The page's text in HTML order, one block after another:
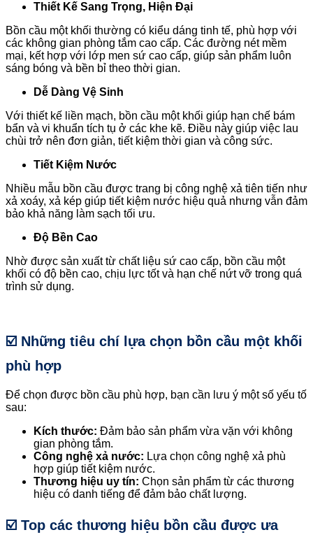
Thiết Kế Sang Trọng, Hiện Đại
Bồn cầu một khối thường có kiểu dáng tinh tế, phù hợp với
các không gian phòng tắm cao cấp. Các đường nét mềm
mại, kết hợp với lớp men sứ cao cấp, giúp sản phẩm luôn
sáng bóng và bền bỉ theo thời gian.
Dễ Dàng Vệ Sinh
Với thiết kế liền mạch, bồn cầu một khối giúp hạn chế bám
bẩn và vi khuẩn tích tụ ở các khe kẽ. Điều này giúp việc lau
chùi trở nên đơn giản, tiết kiệm thời gian và công sức.
Tiết Kiệm Nước
Nhiều mẫu bồn cầu được trang bị công nghệ xả tiên tiến như
xả xoáy, xả kép giúp tiết kiệm nước hiệu quả nhưng vẫn đảm
bảo khả năng làm sạch tối ưu.
Độ Bền Cao
Nhờ được sản xuất từ chất liệu sứ cao cấp, bồn cầu một
khối có độ bền cao, chịu lực tốt và hạn chế nứt vỡ trong quá
trình sử dụng.
☑️ Những tiêu chí lựa chọn bồn cầu một khối
phù hợp
Để chọn được bồn cầu phù hợp, bạn cần lưu ý một số yếu tố
sau:
Kích thước: Đảm bảo sản phẩm vừa vặn với không
gian phòng tắm.
Công nghệ xả nước: Lựa chọn công nghệ xả phù
hợp giúp tiết kiệm nước.
Thương hiệu uy tín: Chọn sản phẩm từ các thương
hiệu có danh tiếng để đảm bảo chất lượng.
☑️ Top các thương hiệu bồn cầu được ưa